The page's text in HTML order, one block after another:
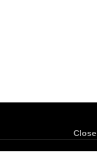
Close